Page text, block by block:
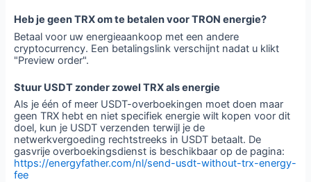
Heb je geen TRX om te betalen voor TRON energie?
Betaal voor uw energieaankoop met een andere
cryptocurrency. Een betalingslink verschijnt nadat u klikt
"Preview order".
Stuur USDT zonder zowel TRX als energie
Als je één of meer USDT-overboekingen moet doen maar
geen TRX hebt en niet specifiek energie wilt kopen voor dit
doel, kun je USDT verzenden terwijl je de
netwerkvergoeding rechtstreeks in USDT betaalt. De
gasvrije overboekingsdienst is beschikbaar op de pagina:
https://energyfather.com/nl/send-usdt-without-trx-energy-
fee